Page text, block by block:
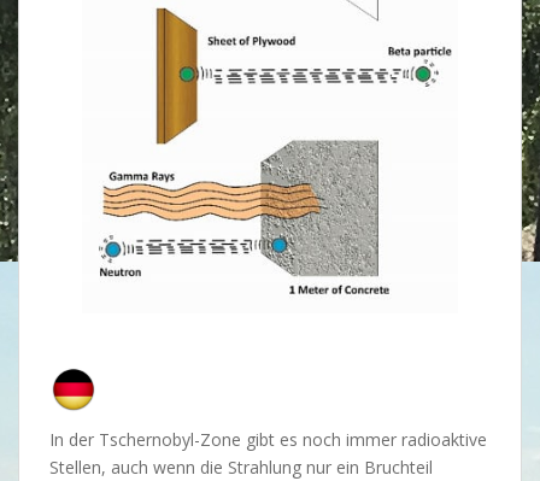
In der Tschernobyl-Zone gibt es noch immer radioaktive
Stellen, auch wenn die Strahlung nur ein Bruchteil